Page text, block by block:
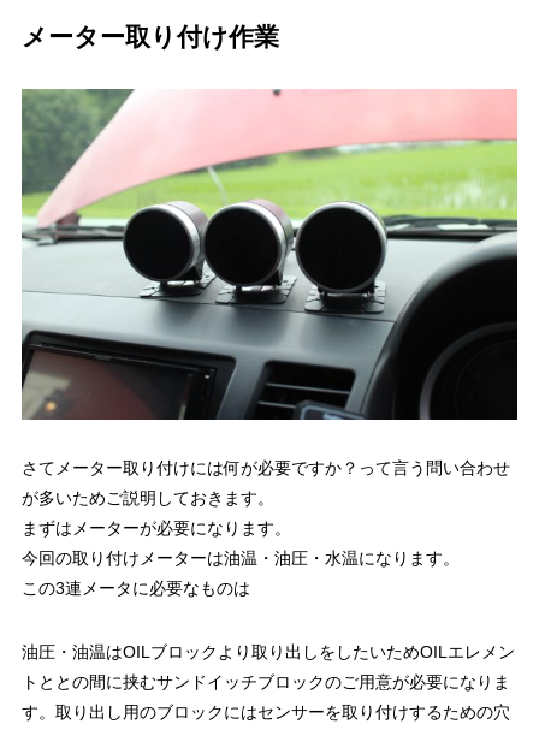
メーター取り付け作業
さてメーター取り付けには何が必要ですか？って言う問い合わせ
が多いためご説明しておきます。
まずはメーターが必要になります。
今回の取り付けメーターは油温・油圧・水温になります。
この3連メータに必要なものは
油圧・油温はOILブロックより取り出しをしたいためOILエレメン
トととの間に挟むサンドイッチブロックのご用意が必要になりま
す。取り出し用のブロックにはセンサーを取り付けするための穴